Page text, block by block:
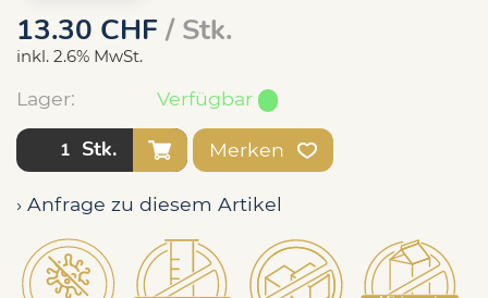
13.30 CHF/ Stk.
inkl. 2.6% MwSt.
Lager: Verfügbar
Stk. Merken
› Anfrage zu diesem Artikel